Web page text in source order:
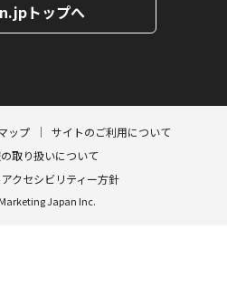
トップへ
ップ
サイトのご利用について
取り扱いについて
クセシビリティー方針
Japan Inc.